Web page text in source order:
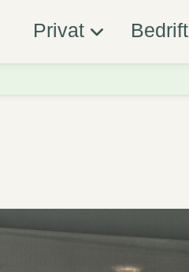
Privat Bedrift